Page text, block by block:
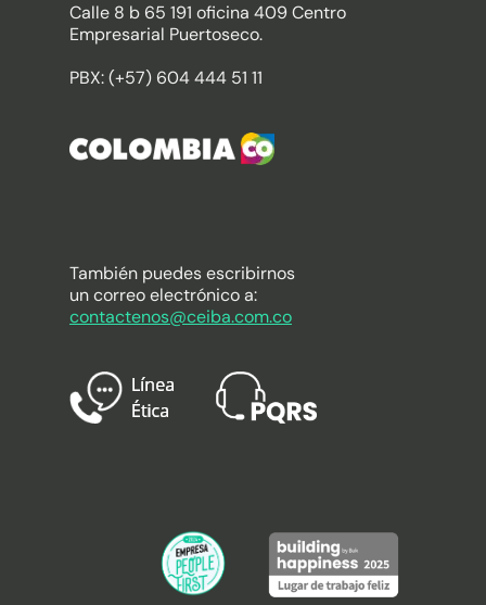
Calle 8 b 65 191 oficina 409 Centro
Empresarial Puertoseco.
PBX: (+57) 604 444 51 11
También puedes escribirnos
un correo electrónico a:
contactenos@ceiba.com.co